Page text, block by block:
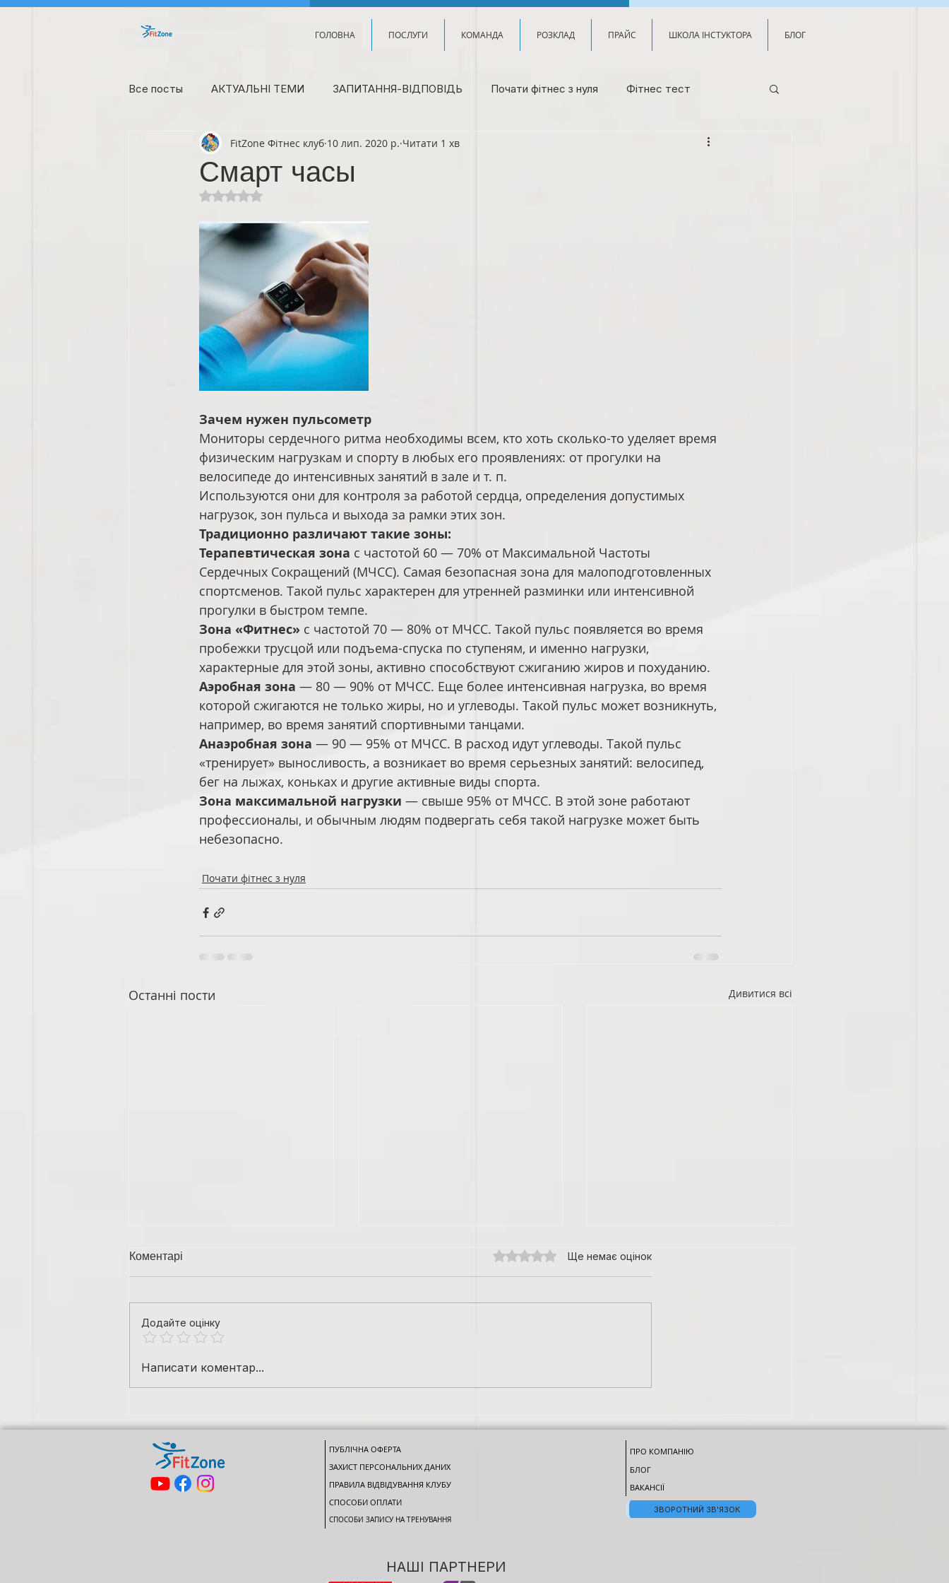
ГОЛОВНА ПОСЛУГИ КОМАНДА РОЗКЛАД ПРАЙС ШКОЛА ІНСТУКТОРА БЛОГ
Все посты АКТУАЛЬНІ ТЕМИ ЗАПИТАННЯ-ВІДПОВІДЬ Почати фітнес з нуля Фітнес тест
Що потрібно знати
Смарт часы
FitZone Фітнес клуб 10 лип. 2020 р. Читати 1 хв
Оцінка: NaN з 5 зірок.
Зачем нужен пульсометр
Мониторы сердечного ритма необходимы всем, кто хоть сколько-то уделяет время
физическим нагрузкам и спорту в любых его проявлениях: от прогулки на
велосипеде до интенсивных занятий в зале и т. п.
Используются они для контроля за работой сердца, определения допустимых
нагрузок, зон пульса и выхода за рамки этих зон.
Традиционно различают такие зоны:
Терапевтическая зона с частотой 60 — 70% от Максимальной Частоты
Сердечных Сокращений (МЧСС). Самая безопасная зона для малоподготовленных
спортсменов. Такой пульс характерен для утренней разминки или интенсивной
прогулки в быстром темпе.
Зона «Фитнес» с частотой 70 — 80% от МЧСС. Такой пульс появляется во время
пробежки трусцой или подъема-спуска по ступеням, и именно нагрузки,
характерные для этой зоны, активно способствуют сжиганию жиров и похуданию.
Аэробная зона — 80 — 90% от МЧСС. Еще более интенсивная нагрузка, во время
которой сжигаются не только жиры, но и углеводы. Такой пульс может возникнуть,
например, во время занятий спортивными танцами.
Анаэробная зона — 90 — 95% от МЧСС. В расход идут углеводы. Такой пульс
«тренирует» выносливость, а возникает во время серьезных занятий: велосипед,
бег на лыжах, коньках и другие активные виды спорта.
Зона максимальной нагрузки — свыше 95% от МЧСС. В этой зоне работают
профессионалы, и обычным людям подвергать себя такой нагрузке может быть
небезопасно.
Почати фітнес з нуля
Останні пости Дивитися всі
Особенности тренировок
Коментарі Оцінка: 0 з 5 зірок.Ще немає оцінок
Додайте оцінку
Написати коментар...
ПУБЛІЧНА ОФЕРТА
ЗАХИСТ ПЕРСОНАЛЬНИХ ДАНИХ
ПРАВИЛА ВІДВІДУВАННЯ КЛУБУ
СПОСОБИ ОПЛАТИ
СПОСОБИ ЗАПИСУ НА ТРЕНУВАННЯ
ПРО КОМПАНІЮ
БЛОГ
ВАКАНСІЇ
ЗВОРОТНИЙ ЗВ'ЯЗОК
НАШІ ПАРТНЕРИ